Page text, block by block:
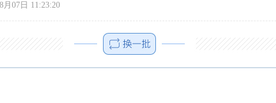
月07日 11:23:20